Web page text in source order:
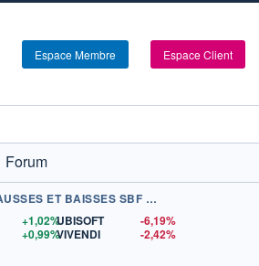
Espace Membre Espace Client
Forum
+ FORTES HAUSSES ET BAISSES SBF 120
+1,02%
+0,99%
UBISOFT
-6,19%
VIVENDI
-2,42%